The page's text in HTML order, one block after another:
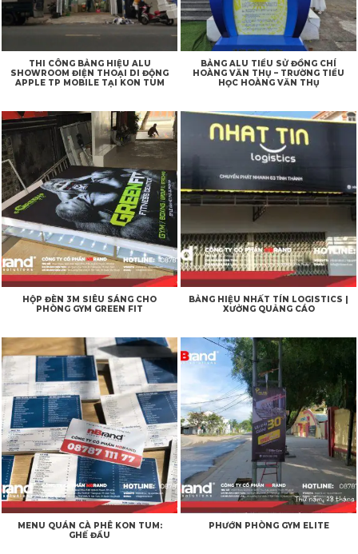
THI CÔNG BẢNG HIỆU ALU
SHOWROOM ĐIỆN THOẠI DI ĐỘNG
APPLE TP MOBILE TẠI KON TUM
BẢNG ALU TIỂU SỬ ĐỒNG CHÍ
HOÀNG VĂN THỤ – TRƯỜNG TIỂU
HỌC HOÀNG VĂN THỤ
HỘP ĐÈN 3M SIÊU SÁNG CHO
PHÒNG GYM GREEN FIT
BẢNG HIỆU NHẤT TÍN LOGISTICS |
XƯỞNG QUẢNG CÁO
MENU QUÁN CÀ PHÊ KON TUM:
GHẾ ĐẨU
PHƯỚN PHÒNG GYM ELITE